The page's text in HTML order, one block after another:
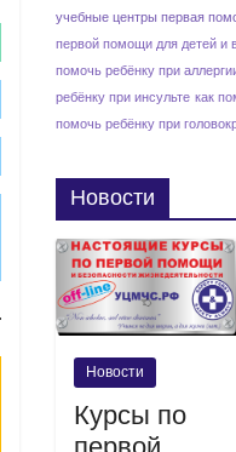
учебные центры первая
первой помощи для детей и
помочь ребёнку при
ребёнку при инсульте как
помочь ребёнку при
Новости
Новости
Курсы по